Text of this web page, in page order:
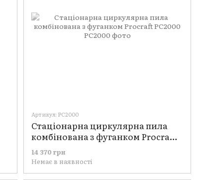
Артикул: PC2000
Стаціонарна циркулярна пила
комбінована з фуганком Procraft
PC2000
14 370 грн
Немає в наявності